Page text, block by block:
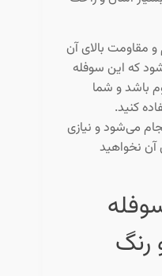
مقاومت بالای آن
که این سوفله
باشد و شما
کنید.
می‌شود و نیازی
آن نخواهید
رنگ